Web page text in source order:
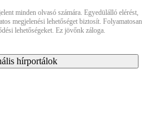
minden olvasó számára. Egyedülálló elérést,
megjelenési lehetőséget biztosít. Folyamatosan
lehetőségeket. Ez jövőnk záloga.
hírportálok